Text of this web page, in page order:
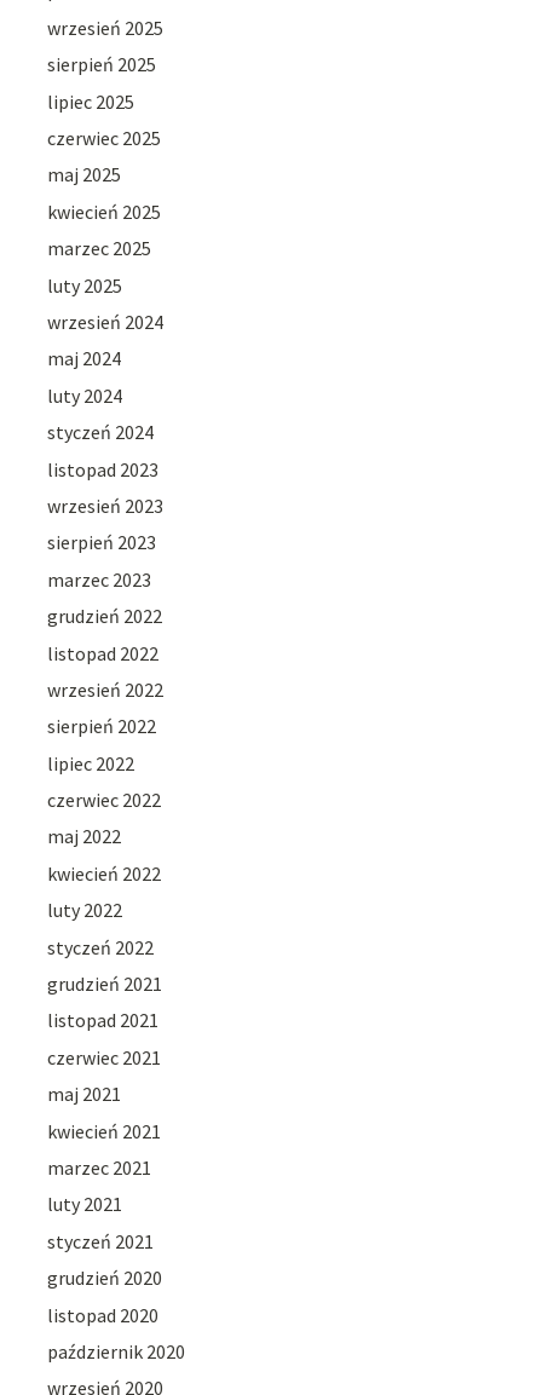
wrzesień 2025
sierpień 2025
lipiec 2025
czerwiec 2025
maj 2025
kwiecień 2025
marzec 2025
luty 2025
wrzesień 2024
maj 2024
luty 2024
styczeń 2024
listopad 2023
wrzesień 2023
sierpień 2023
marzec 2023
grudzień 2022
listopad 2022
wrzesień 2022
sierpień 2022
lipiec 2022
czerwiec 2022
maj 2022
kwiecień 2022
luty 2022
styczeń 2022
grudzień 2021
listopad 2021
czerwiec 2021
maj 2021
kwiecień 2021
marzec 2021
luty 2021
styczeń 2021
grudzień 2020
listopad 2020
październik 2020
wrzesień 2020